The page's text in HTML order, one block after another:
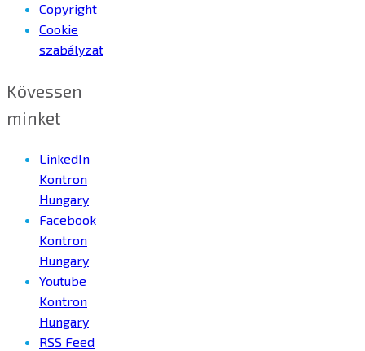
Copyright
Cookie
szabályzat
Kövessen
minket
LinkedIn
Kontron
Hungary
Facebook
Kontron
Hungary
Youtube
Kontron
Hungary
RSS Feed